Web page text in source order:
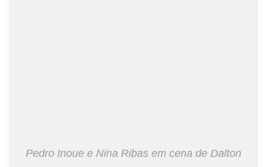
Pedro Inoue e Nina Ribas em cena de Dalton